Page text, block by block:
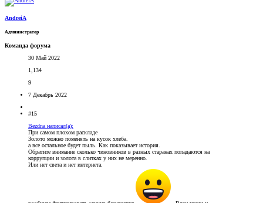
AndreiA
Администратор
Команда форума
30 Май 2022
1,134
9
7 Декабрь 2022
#15
Bezdna написал(а):
При самом плохом раскладе
Золото можно поменять на кусок хлеба.
а все остальное будет пыль. Как показывает история.
Обратите внимание сколько чиновников в разных старанах попадаются на
коррупции и золота в слитках у них не меренно.
Или нет света и нет интернета.